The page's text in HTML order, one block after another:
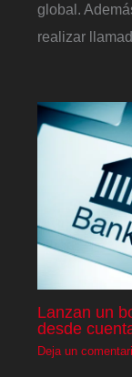
global.
realizar
Lanzan un
desde
Deja un